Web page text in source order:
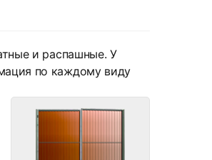
и распашные. У
по каждому виду